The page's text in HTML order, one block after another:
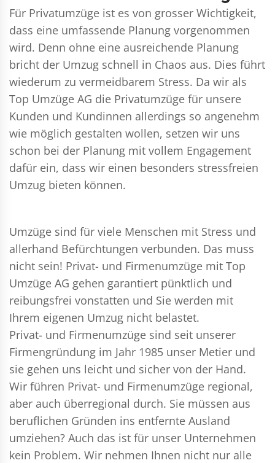
Für Privatumzüge ist es von grosser Wichtigkeit,
dass eine umfassende Planung vorgenommen
wird. Denn ohne eine ausreichende Planung
bricht der Umzug schnell in Chaos aus. Dies führt
wiederum zu vermeidbarem Stress. Da wir als
Top Umzüge AG die Privatumzüge für unsere
Kunden und Kundinnen allerdings so angenehm
wie möglich gestalten wollen, setzen wir uns
schon bei der Planung mit vollem Engagement
dafür ein, dass wir einen besonders stressfreien
Umzug bieten können.
Umzüge sind für viele Menschen mit Stress und
allerhand Befürchtungen verbunden. Das muss
nicht sein! Privat- und Firmenumzüge mit Top
Umzüge AG gehen garantiert pünktlich und
reibungsfrei vonstatten und Sie werden mit
Ihrem eigenen Umzug nicht belastet.
Privat- und Firmenumzüge sind seit unserer
Firmengründung im Jahr 1985 unser Metier und
sie gehen uns leicht und sicher von der Hand.
Wir führen Privat- und Firmenumzüge regional,
aber auch überregional durch. Sie müssen aus
beruflichen Gründen ins entfernte Ausland
umziehen? Auch das ist für unser Unternehmen
kein Problem. Wir nehmen Ihnen nicht nur alle